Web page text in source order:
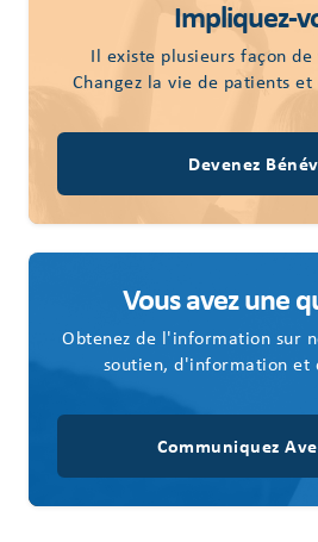
Impliquez-
Il existe plusieurs façon
Changez la vie de patients
Devenez
Vous avez une
Obtenez de l'information sur
soutien, d'information et
Communiquez